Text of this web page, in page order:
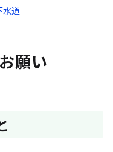
水道
願い